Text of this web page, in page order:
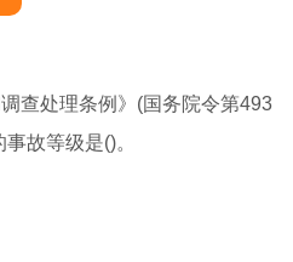
查处理条例》(国务院令第493
故等级是()。